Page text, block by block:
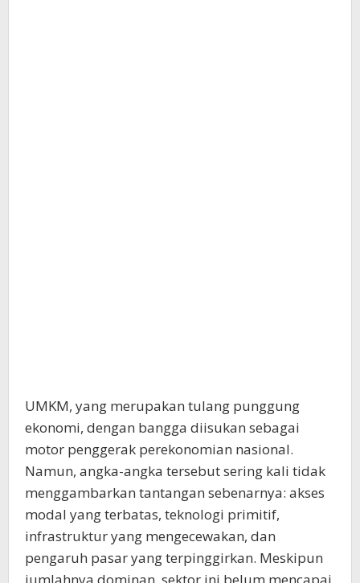
UMKM, yang merupakan tulang punggung
ekonomi, dengan bangga diisukan sebagai
motor penggerak perekonomian nasional.
Namun, angka-angka tersebut sering kali tidak
menggambarkan tantangan sebenarnya: akses
modal yang terbatas, teknologi primitif,
infrastruktur yang mengecewakan, dan
pengaruh pasar yang terpinggirkan. Meskipun